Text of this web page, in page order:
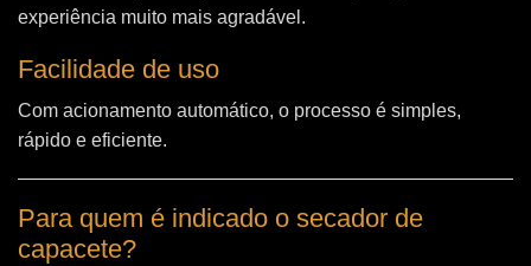
experiência muito mais agradável.
Facilidade de uso
Com acionamento automático, o processo é simples,
rápido e eficiente.
Para quem é indicado o secador de
capacete?